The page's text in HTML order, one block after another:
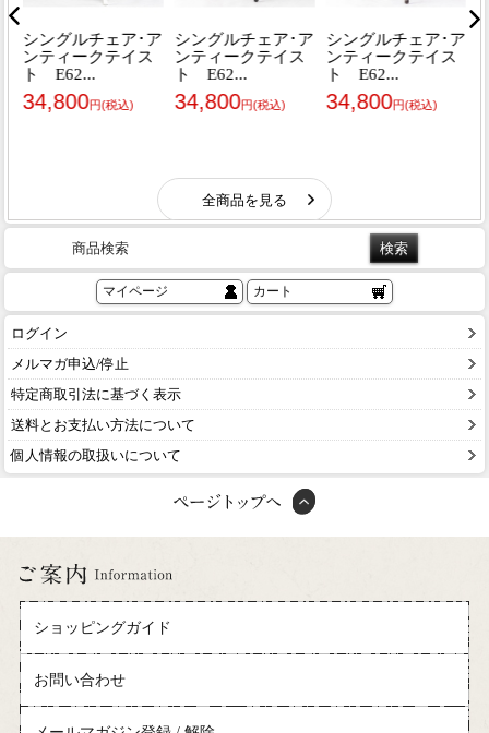
商品検索
マイページ カート
ログイン
メルマガ申込/停止
特定商取引法に基づく表示
送料とお支払い方法について
個人情報の取扱いについて
ショッピングガイド
お問い合わせ